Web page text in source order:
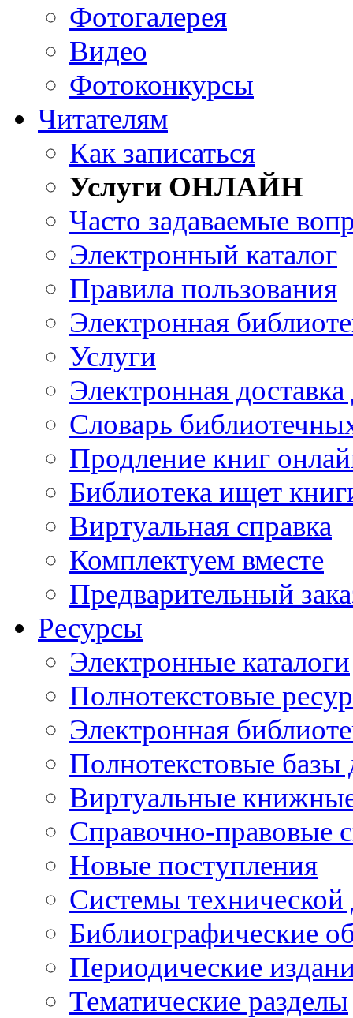
Фотогалерея
Видео
Фотоконкурсы
Читателям
Как записаться
Услуги ОНЛАЙН
Часто задаваемые
Электронный каталог
Правила пользования
Электронная
Услуги
Электронная
Словарь
Продление книг
Библиотека ищет
Виртуальная справка
Комплектуем вместе
Предварительный
Ресурсы
Электронные каталоги
Полнотекстовые
Электронная
Полнотекстовые
Виртуальные
Справочно-правовые
Новые поступления
Cистемы
Библиографические
Периодические
Тематические разделы